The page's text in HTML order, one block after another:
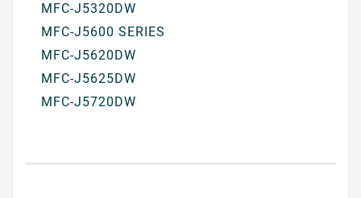
MFC-J5320DW
MFC-J5600 SERIES
MFC-J5620DW
MFC-J5625DW
MFC-J5720DW